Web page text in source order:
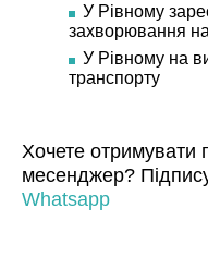
У Рівному
захворювання
У Рівному на
транспорту
Хочете отримувати
месенджер?
Whatsapp